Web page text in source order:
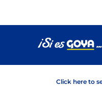
Click here to